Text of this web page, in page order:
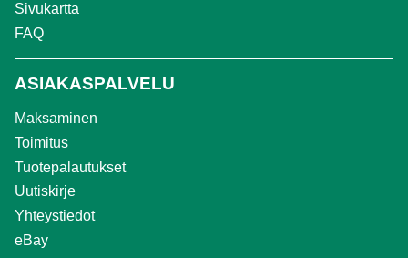
Sivukartta
FAQ
ASIAKASPALVELU
Maksaminen
Toimitus
Tuotepalautukset
Uutiskirje
Yhteystiedot
eBay